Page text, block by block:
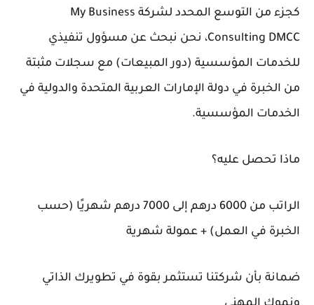
كجزء من التوسع المحدد لشركة My Business
Consulting DMCC، نحن نبحث عن مسؤول تنفيذي
للخدمات المؤسسية (دور المبيعات) مع سجلات مثبتة
من الخبرة في دولة الإمارات العربية المتحدة والدولية في
الخدمات المؤسسية.
ماذا تحصل عليه؟
الراتب من 6000 درهم إلى 7000 درهم شهريًا (حسب
الخبرة في العمل) + عمولة شهرية
ضمانة بأن شركتنا تستثمر بقوة في تطويرك الذاتي